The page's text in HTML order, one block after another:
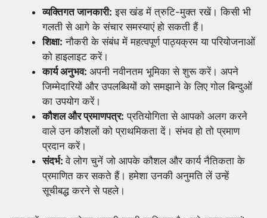
व्यक्तिगत जानकारी: इस खंड में त्रुटि-मुक्त रखें। किसी भी
गलती से आगे के संचार समस्याएं हो सकती हैं।
शिक्षा: नौकरी के संबंध में महत्वपूर्ण पाठ्यक्रम या परियोजनाओं
को हाइलाइट करें।
कार्य अनुभव: अपनी नवीनतम भूमिका से शुरू करें। अपने
जिम्मेदारियों और उपलब्धियों को समझाने के लिए गोल बिन्दुओं
का उपयोग करें।
कौशल और प्रमाणपत्र: प्रतियोगिता से आपको अलग करने
वाले उन कौशलों को प्राथमिकता दें। संभव हो तो प्रमाण
प्रदान करें।
संदर्भ:वे लोग चुनें जो आपके कौशल और कार्य नैतिकता के
प्रमाणित कर सकते हैं। हमेशा उनकी अनुमति लें उन्हें
सूचीबद्ध करने से पहले।